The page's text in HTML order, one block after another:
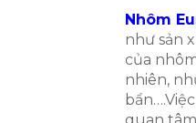
Nhôm
như sản
của
nhiên,